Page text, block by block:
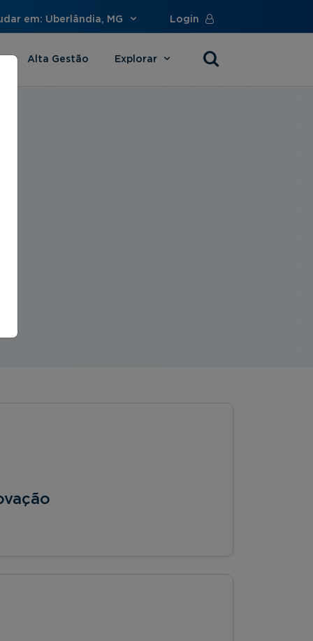
em: Uberlândia, MG Login
Alta Gestão Explorar